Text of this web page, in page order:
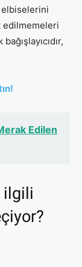
elbiselerini
edilmemeleri
Edilen
ilgili